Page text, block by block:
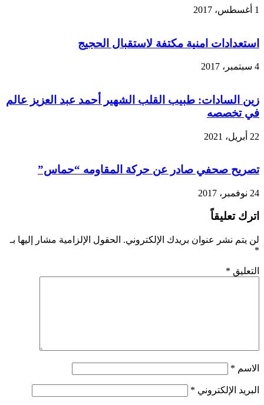
1 أغسطس، 2017
استعدادات امنية مكتفة لاستقبال الحجيج
4 سبتمبر، 2017
زين السادات: طبيب القلب الشهير أحمد عبد العزيز عالم
في تخصصه
22 أبريل، 2021
تصريح صحفي صادر عن حركة المقاومه “حماس”
24 نوفمبر، 2017
اترك تعليقاً
لن يتم نشر عنوان بريدك الإلكتروني. الحقول الإلزامية مشار إليها بـ
*
التعليق *
الاسم *
البريد الإلكتروني *